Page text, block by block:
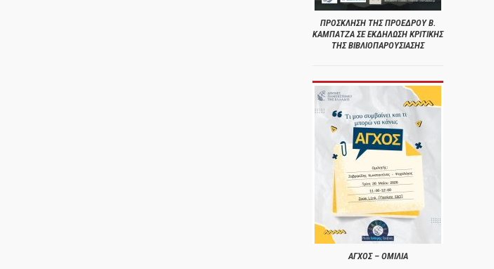
ΠΡΟΣΚΛΗΣΗ ΤΗΣ ΠΡΟΕΔΡΟΥ Β.
ΚΑΜΠΑΤΖΑ ΣΕ ΕΚΔΗΛΩΣΗ ΚΡΙΤΙΚΗΣ
ΤΗΣ ΒΙΒΛΙΟΠΑΡΟΥΣΙΑΣΗΣ
ΑΓΧΟΣ – ΟΜΙΛΙΑ